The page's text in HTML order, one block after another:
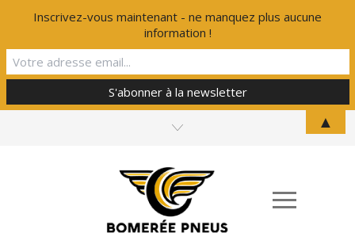
Inscrivez-vous maintenant - ne manquez plus aucune
information !
▲